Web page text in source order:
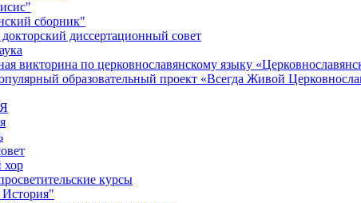
сборник"
диссертационный совет
викторина по церковнославянскому языку
образовательный проект «Всегда Живой
хор
курсы